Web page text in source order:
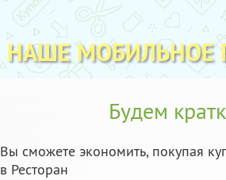
НАШЕ МОБИЛЬНОЕ
Будем
Вы сможете экономить, покупая
в Ресторан